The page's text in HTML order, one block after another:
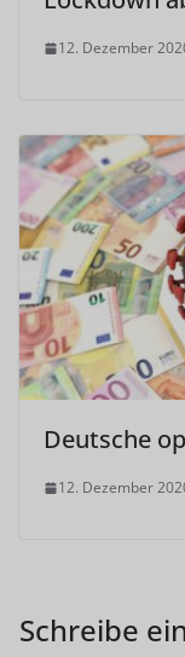
12. Dezember
Deutsche
12. Dezember
Schreibe